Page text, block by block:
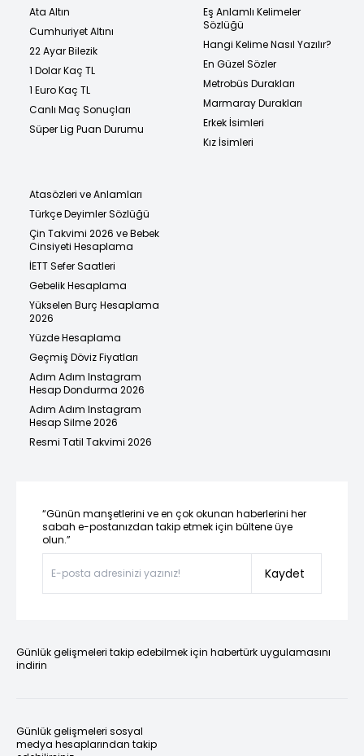
Ata Altın
Cumhuriyet Altını
22 Ayar Bilezik
1 Dolar Kaç TL
1 Euro Kaç TL
Canlı Maç Sonuçları
Süper Lig Puan Durumu
Eş Anlamlı Kelimeler
Sözlüğü
Hangi Kelime Nasıl Yazılır?
En Güzel Sözler
Metrobüs Durakları
Marmaray Durakları
Erkek İsimleri
Kız İsimleri
Atasözleri ve Anlamları
Türkçe Deyimler Sözlüğü
Çin Takvimi 2026 ve Bebek
Cinsiyeti Hesaplama
İETT Sefer Saatleri
Gebelik Hesaplama
Yükselen Burç Hesaplama
2026
Yüzde Hesaplama
Geçmiş Döviz Fiyatları
Adım Adım Instagram
Hesap Dondurma 2026
Adım Adım Instagram
Hesap Silme 2026
Resmi Tatil Takvimi 2026
“Günün manşetlerini ve en çok okunan haberlerini her
sabah e-postanızdan takip etmek için bültene üye
olun.”
Kaydet
Günlük gelişmeleri takip edebilmek için habertürk uygulamasını
indirin
Günlük gelişmeleri sosyal
medya hesaplarından takip